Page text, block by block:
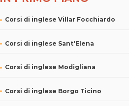
Corsi di inglese Villar Focchiardo
Corsi di inglese Sant'Elena
Corsi di inglese Modigliana
Corsi di inglese Borgo Ticino